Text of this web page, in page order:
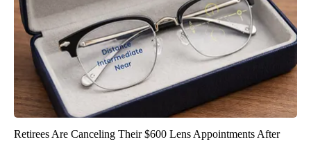
Retirees Are Canceling Their $600 Lens Appointments After